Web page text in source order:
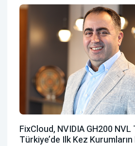
FixCloud, NVIDIA GH200
Türkiye’de Ilk Kez Kurumların